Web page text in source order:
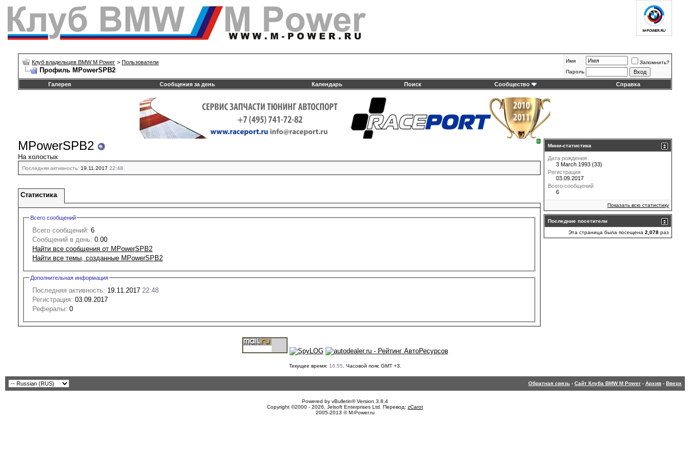
Клуб владельцев BMW M Power > Пользователи
Профиль MPowerSPB2
Имя
Запомнить?
Пароль
Галерея Сообщения за день Календарь Поиск Сообщество Справка
MPowerSPB2
На холостых
Последняя активность: 19.11.2017 22:48
Статистика
Всего сообщений
Всего сообщений: 6
Сообщений в день: 0.00
Найти все сообщения от MPowerSPB2
Найти все темы, созданные MPowerSPB2
Дополнительная информация
Последняя активность: 19.11.2017 22:48
Регистрация: 03.09.2017
Рефералы: 0
Мини-статистика
Дата рождения
3 March 1993 (33)
Регистрация
03.09.2017
Всего сообщений
6
Показать всю статистику
Последние посетители
Эта страница была посещена 2,078 раз
Текущее время: 16:55 . Часовой пояс GMT +3.
Обратная связь - Сайт Клуба BMW M Power - Архив - Вверх
Powered by vBulletin® Version 3.8.4
Copyright ©2000 - 2026, Jelsoft Enterprises Ltd. Перевод: zCarot
2005-2013 © M-Power.ru